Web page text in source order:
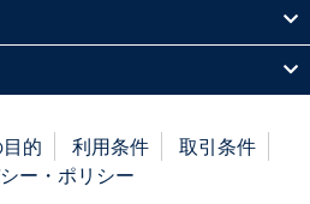
的 利用条件
取引条件
ー・ポリシー